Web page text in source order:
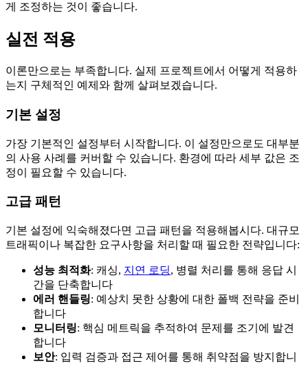
게 조정하는 것이 좋습니다.
실전 적용
이론만으로는 부족합니다. 실제 프로젝트에서 어떻게 적용하
는지 구체적인 예제와 함께 살펴보겠습니다.
기본 설정
가장 기본적인 설정부터 시작합니다. 이 설정만으로도 대부분
의 사용 사례를 커버할 수 있습니다. 환경에 따라 세부 값은 조
정이 필요할 수 있습니다.
고급 패턴
기본 설정에 익숙해졌다면 고급 패턴을 적용해봅시다. 대규모
트래픽이나 복잡한 요구사항을 처리할 때 필요한 전략입니다:
성능 최적화: 캐싱, 지연 로딩, 병렬 처리를 통해 응답 시
간을 단축합니다
에러 핸들링: 예상치 못한 상황에 대한 폴백 전략을 준비
합니다
모니터링: 핵심 메트릭을 추적하여 문제를 조기에 발견
합니다
보안: 입력 검증과 접근 제어를 통해 취약점을 방지합니